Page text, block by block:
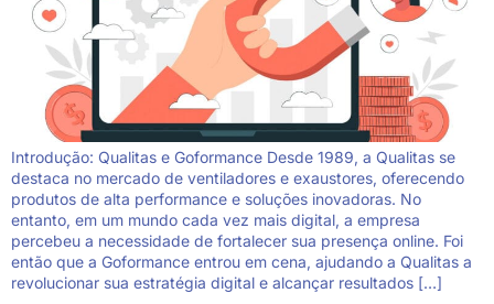
Introdução: Qualitas e Goformance Desde 1989, a Qualitas se
destaca no mercado de ventiladores e exaustores, oferecendo
produtos de alta performance e soluções inovadoras. No
entanto, em um mundo cada vez mais digital, a empresa
percebeu a necessidade de fortalecer sua presença online. Foi
então que a Goformance entrou em cena, ajudando a Qualitas a
revolucionar sua estratégia digital e alcançar resultados […]